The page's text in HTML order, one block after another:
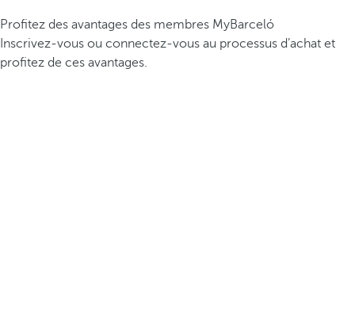
Profitez des avantages des membres MyBarceló
Inscrivez-vous ou connectez-vous au processus d’achat et
profitez de ces avantages.